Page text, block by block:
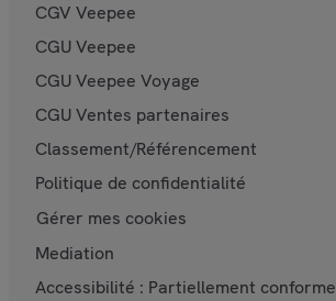
CGV Veepee
CGU Veepee
CGU Veepee Voyage
CGU Ventes partenaires
Classement/Référencement
Politique de confidentialité
Gérer mes cookies
Mediation
Accessibilité : Partiellement conforme